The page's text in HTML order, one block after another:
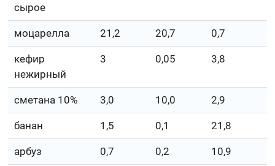
сырое
моцарелла 21,2 20,7 0,7
кефир
нежирный
3 0,05 3,8
сметана 10% 3,0 10,0 2,9
банан 1,5 0,1 21,8
арбуз 0,7 0,2 10,9